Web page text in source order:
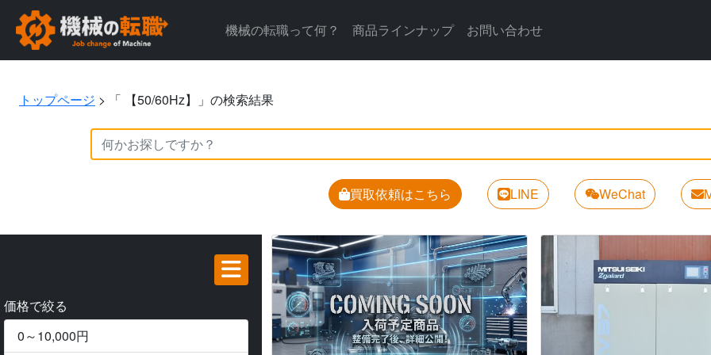
機械の転職って何？ 商品ラインナップ お問い合わせ
トップページ > 「 【50/60Hz】」の検索結果
買取依頼はこちら LINE WeChat
価格で絞る
0～10,000円